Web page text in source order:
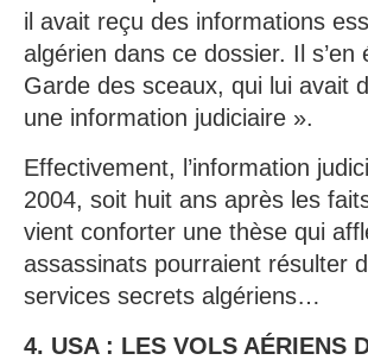
il avait reçu des informations
algérien dans ce dossier. Il
Garde des sceaux, qui lui avait
une information judiciaire ».
Effectivement, l’information
2004, soit huit ans après les
vient conforter une thèse qui
assassinats pourraient résulter
services secrets algériens…
4. USA : LES VOLS AÉRIENS